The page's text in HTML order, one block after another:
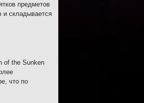
предметов
и складывается
of the Sunken
что по